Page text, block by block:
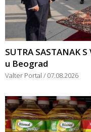
SUTRA SASTANAK
u Beograd
Valter Portal 07.08.2026